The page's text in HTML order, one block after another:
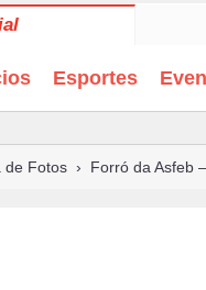
Esportes
de Fotos › Forró da Asfeb